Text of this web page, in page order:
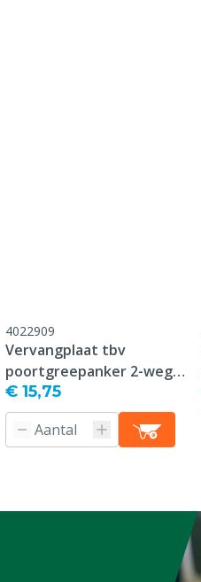
4022909
Vervangplaat tbv
poortgreepanker 2-weg
p/10
€ 15,75